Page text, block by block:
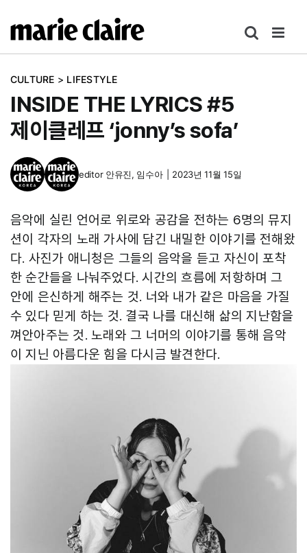
텐
건
기
CULTURE > LIFESTYLE
INSIDE THE LYRICS #5
제이클레프 ‘jonny’s sofa’
editor 안유진, 임수아 2023년 11월 15일
음악에 실린 언어로 위로와 공감을 전하는 6명의 뮤지
션이 각자의 노래 가사에 담긴 내밀한 이야기를 전해왔
다. 사진가 애니청은 그들의 음악을 듣고 자신이 포착
한 순간들을 나눠주었다. 시간의 흐름에 저항하며 그
안에 은신하게 해주는 것. 너와 내가 같은 마음을 가질
수 있다 믿게 하는 것. 결국 나를 대신해 삶의 지난함을
껴안아주는 것. 노래와 그 너머의 이야기를 통해 음악
이 지닌 아름다운 힘을 다시금 발견한다.